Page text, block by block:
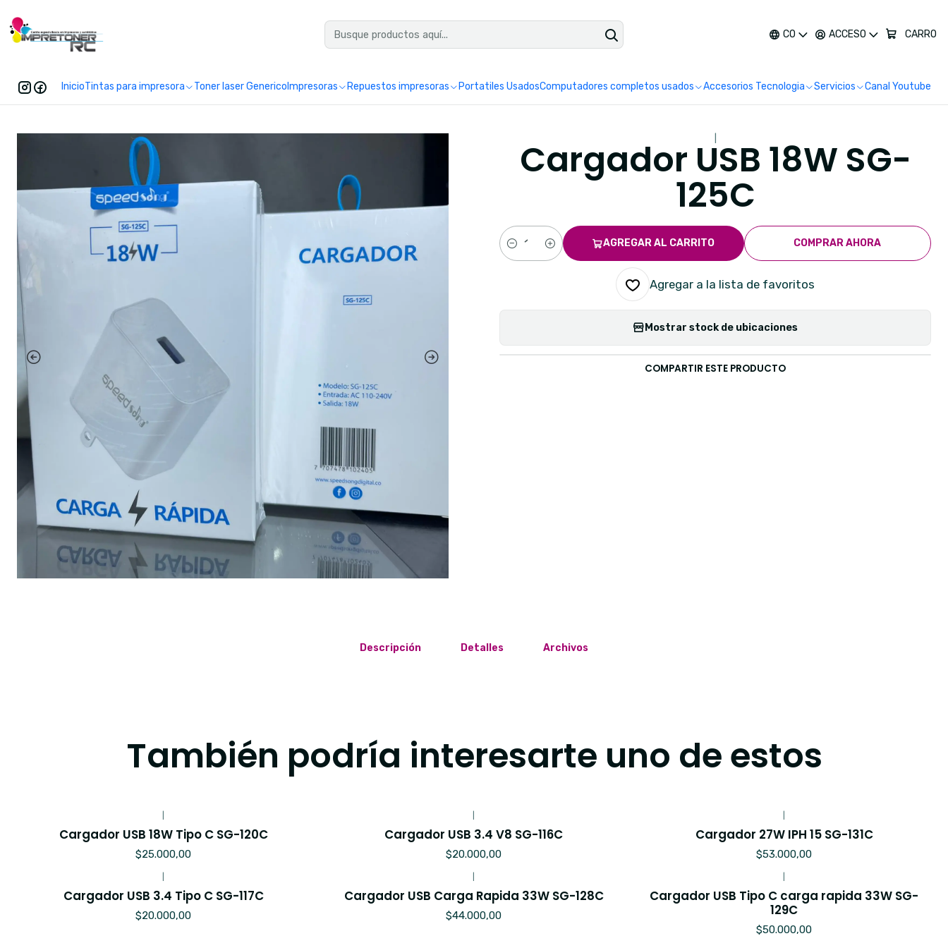
CO ACCESO CARRO
InicioTintas para impresora Toner laser Generico Impresoras Repuestos impresoras Portatiles UsadosComputadores completos usados Accesorios Tecnologia Servicios Canal Youtube
Cargador USB 18W SG-
125C
Cantidad
AGREGAR AL CARRITO COMPRAR AHORA
Agregar a la lista de favoritos
Mostrar stock de ubicaciones
COMPARTIR ESTE PRODUCTO
Descripción Detalles Archivos
También podría interesarte uno de estos
Cargador USB 18W Tipo C SG-120C
$25.000,00
Cargador USB 3.4 V8 SG-116C
$20.000,00
Cargador 27W IPH 15 SG-131C
$53.000,00
Cargador USB 3.4 Tipo C SG-117C
$20.000,00
Cargador USB Carga Rapida 33W SG-128C
$44.000,00
Cargador USB Tipo C carga rapida 33W SG-
129C
$50.000,00